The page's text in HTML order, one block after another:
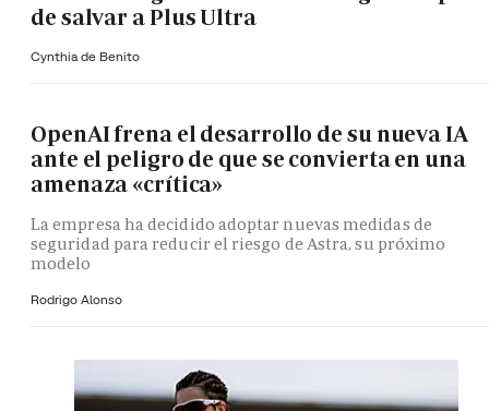
de salvar a Plus Ultra
Cynthia de Benito
OpenAI frena el desarrollo de su nueva IA
ante el peligro de que se convierta en una
amenaza «crítica»
La empresa ha decidido adoptar nuevas medidas de
seguridad para reducir el riesgo de Astra, su próximo
modelo
Rodrigo Alonso